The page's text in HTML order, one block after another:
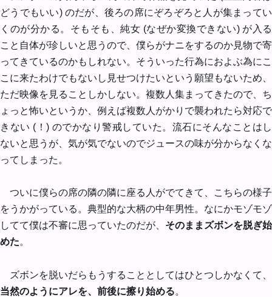
どうでもいい) のだが、後ろの席にぞろぞろと人が集まってい
くのが分かる。そもそも、純女 (なぜか変換できない) が入る
こと自体が珍しいと思うので、僕らがナニをするのか見物で寄
ってきているのかもしれない。そういった行為におよぶ為にこ
こに来たわけでもないし見せつけたいという願望もないため、
ただ映像を見ることしかしない。複数人集まってきたので、ち
ょっと怖いというか、例えば複数人がかりで襲われたら対応で
きない (！) のでかなり警戒していた。流石にそんなことはし
ないと思うが、気が気でないのでジュースの味が分からなくな
ってしまった。
ついに僕らの席の隣の隣に座る人がでてきて、こちらの様子
をうかがっている。典型的な大柄の中年男性。なにかモゾモゾ
してて僕は不審に思っていたのだが、 そのままズボンを脱ぎ始
めた。
ズボンを脱いだらもうすることとしてはひとつしかなくて、
当然のようにアレを、前後に擦り始める。